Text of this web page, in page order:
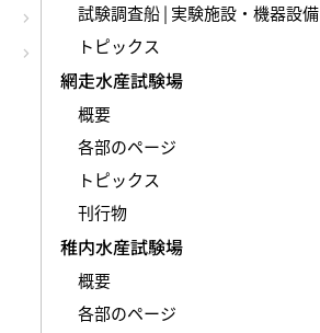
試験調査船 | 実験施設・機器設備
トピックス
網走水産試験場
概要
各部のページ
トピックス
刊行物
稚内水産試験場
概要
各部のページ